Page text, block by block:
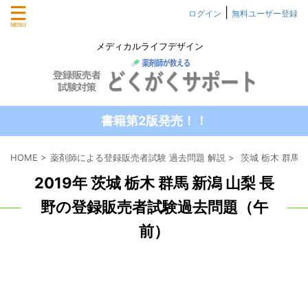
メディカルライフデザイン
ログイン 無料ユーザー登録
書籍第2版発売！！
HOME > 薬剤師による登録販売者試験 過去問題 解説 > 茨城 栃木 群馬
2019年 茨城 栃木 群馬 新潟 山梨 長
野の登録販売者試験過去問題（午
前）